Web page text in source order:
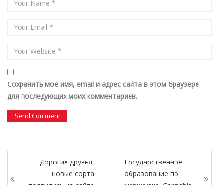
Сохранить моё имя, email и адрес сайта в этом браузере
для последующих моих комментариев.
Дорогие друзья,
новые сорта
Государственное
образование по